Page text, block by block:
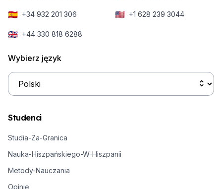
🇪🇸 +34 932 201 306 🇺🇸 +1 628 239 3044
🇬🇧 +44 330 818 6288
Wybierz język
Studenci
Studia-Za-Granica
Nauka-Hiszpańskiego-W-Hiszpanii
Metody-Nauczania
Opinie